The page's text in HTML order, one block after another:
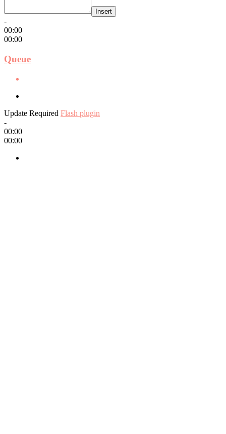
Insert
-
00:00
00:00
Queue
Update Required Flash plugin
-
00:00
00:00